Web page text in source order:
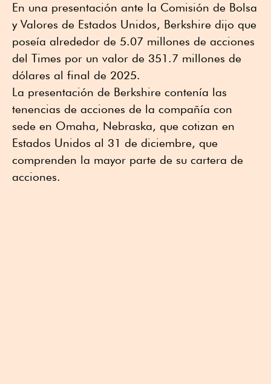
En una presentación ante la Comisión de Bolsa
y Valores de Estados Unidos, Berkshire dijo que
poseía alrededor de 5.07 millones de acciones
del Times por un valor de 351.7 millones de
dólares al final de 2025.
La presentación de Berkshire contenía las
tenencias de acciones de la compañía con
sede en Omaha, Nebraska, que cotizan en
Estados Unidos al 31 de diciembre, que
comprenden la mayor parte de su cartera de
acciones.